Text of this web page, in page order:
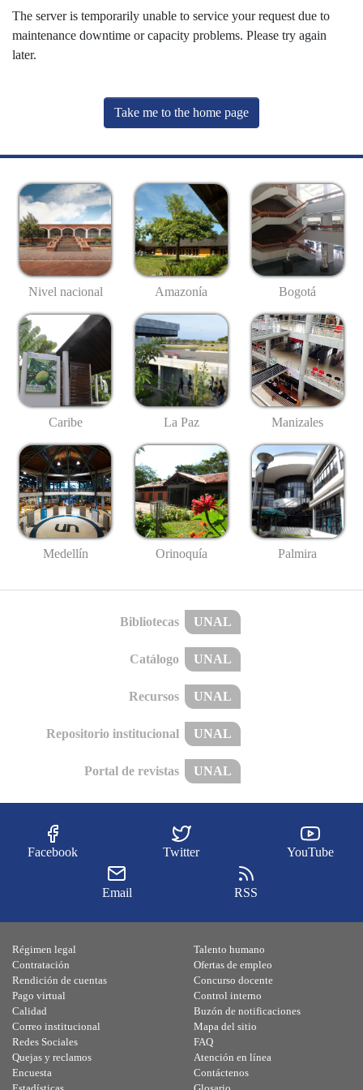
The server is temporarily unable to service your request due to
maintenance downtime or capacity problems. Please try again
later.
Take me to the home page
Nivel nacional Amazonía Bogotá
Caribe La Paz Manizales
Medellín Orinoquía Palmira
Bibliotecas UNAL
Catálogo UNAL
Recursos UNAL
Repositorio institucional UNAL
Portal de revistas UNAL
Facebook Twitter YouTube
Email RSS
Régimen legal
Contratación
Rendición de cuentas
Pago virtual
Calidad
Talento humano
Ofertas de empleo
Concurso docente
Control interno
Buzón de notificaciones
Correo institucional
Redes Sociales
Quejas y reclamos
Encuesta
Mapa del sitio
FAQ
Atención en línea
Contáctenos